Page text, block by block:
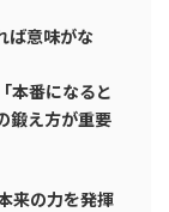
ば意味がな
本番になると
鍛え方が重要
来の力を発揮